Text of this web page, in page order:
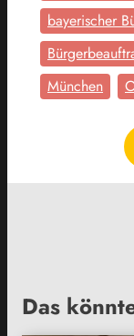
bayerischer
München
Das